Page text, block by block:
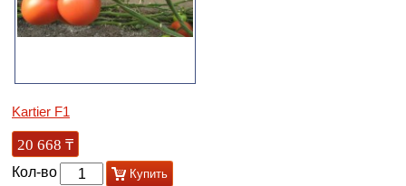
Kartier F1
20 668 ₸
Кол-во Купить